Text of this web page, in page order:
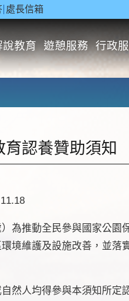
處長信箱
說教育 遊憩服務 行政
認養贊助須知
為推動全民參與國家公園
境維護及設施改善，並落
然人均得參與本須知所定